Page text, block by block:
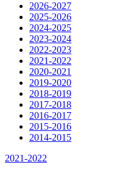
2026-2027
2025-2026
2024-2025
2023-2024
2022-2023
2021-2022
2020-2021
2019-2020
2018-2019
2017-2018
2016-2017
2015-2016
2014-2015
2021-2022